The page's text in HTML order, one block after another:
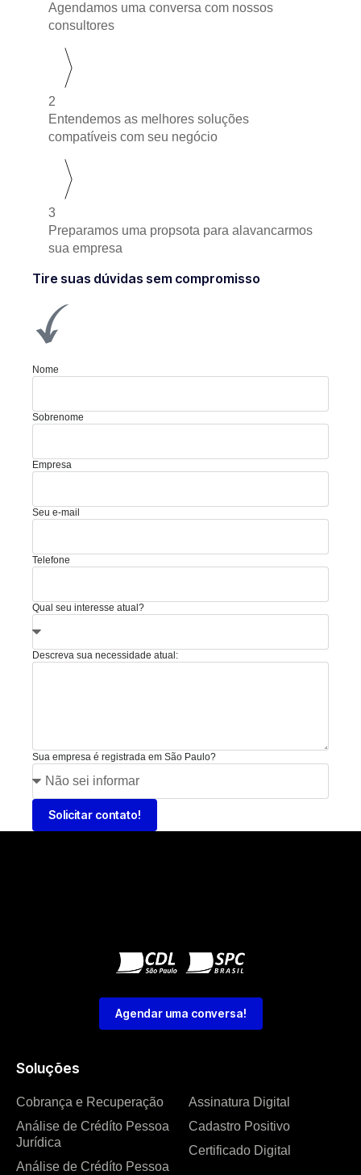
Agendamos uma conversa com nossos
consultores
2
Entendemos as melhores soluções
compatíveis com seu negócio
3
Preparamos uma propsota para alavancarmos
sua empresa
Tire suas dúvidas sem compromisso
Nome
Sobrenome
Empresa
Seu e-mail
Telefone
Qual seu interesse atual?
Descreva sua necessidade atual:
Sua empresa é registrada em São Paulo?
Solicitar contato!
Soluções
Cobrança e Recuperação
Análise de Crédíto Pessoa
Jurídica
Análise de Crédíto Pessoa
Assinatura Digital
Cadastro Positivo
Certificado Digital
Agendar uma conversa!